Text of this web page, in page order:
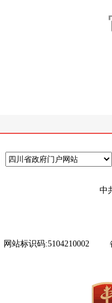
中
网站标识码:5104210002